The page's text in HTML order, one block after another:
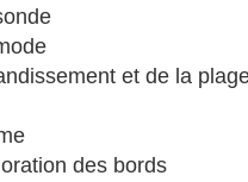
et de la
des bords